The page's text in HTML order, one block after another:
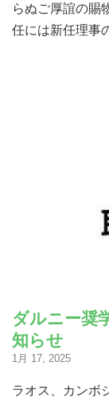
らぬご厚誼の賜
任には新任理事
ダルニー奨
知らせ
1月 17, 2025
ラオス、カンボ